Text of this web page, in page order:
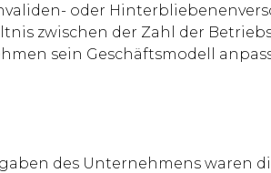
oder
zwischen der Zahl der
sein Geschäftsmodell
des Unternehmens waren